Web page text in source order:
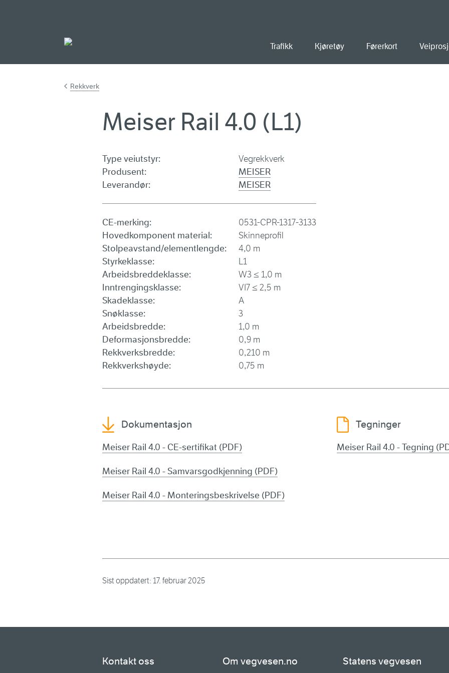
Trafikk Kjøretøy Førerkort
Rekkverk
Meiser Rail 4.0 (L1)
Type veiutstyr:
Vegrekkverk
Produsent:
MEISER
Leverandør:
MEISER
CE-merking:
0531-CPR-1317-3133
Hovedkomponent material:
Skinneprofil
Stolpeavstand/elementlengde:
4,0 m
Styrkeklasse:
L1
Arbeidsbreddeklasse:
W3 ≤ 1,0 m
Inntrengingsklasse:
VI7 ≤ 2,5 m
Skadeklasse:
A
Snøklasse:
3
Arbeidsbredde:
1,0 m
Deformasjonsbredde:
0,9 m
Rekkverksbredde:
0,210 m
Rekkverkshøyde:
0,75 m
Dokumentasjon
Meiser Rail 4.0 - CE-sertifikat (PDF)
Meiser Rail 4.0 - Samvarsgodkjenning (PDF)
Meiser Rail 4.0 - Monteringsbeskrivelse (PDF)
Tegninger
Meiser Rail 4.0 - Tegning
Sist oppdatert: 17. februar 2025
Kontakt oss Om vegvesen.no Statens vegvesen